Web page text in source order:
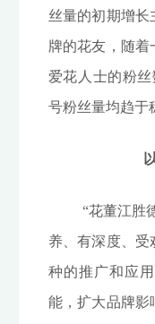
丝量的初期增长
牌的花友，随着
爱花人士的粉
号粉丝量均趋于
“花董江胜
养、有深度、受
种的推广和应
能，扩大品牌影